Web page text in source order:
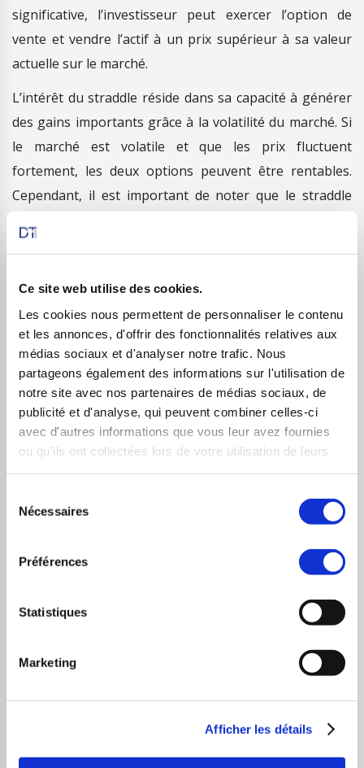
Ce site web utilise des cookies.
Les cookies nous permettent de personnaliser le contenu
et les annonces, d'offrir des fonctionnalités relatives aux
médias sociaux et d'analyser notre trafic. Nous
partageons également des informations sur l'utilisation de
notre site avec nos partenaires de médias sociaux, de
publicité et d'analyse, qui peuvent combiner celles-ci
avec d'autres informations que vous leur avez fournies
ou qu'ils ont collectées lors de votre utilisation de leurs
Nécessaires
Préférences
Statistiques
Marketing
Afficher les détails
significative, l’investisseur peut exercer l’option de
vente et vendre l’actif à un prix supérieur à sa valeur
actuelle sur le marché.
L’intérêt du straddle réside dans sa capacité à générer
des gains importants grâce à la volatilité du marché. Si
le marché est volatile et que les prix fluctuent
fortement, les deux options peuvent être rentables.
Cependant, il est important de noter que le straddle
potentiels peuvent être compensés par les coûts
sous-jacent n’évolue pas suffisamment pour justifier
l’exercice de l’une des options.
En résumé, un straddle est une stratégie
d’investissement qui permet aux investisseurs de tirer
profit des mouvements de prix à la hausse ou à la
baisse d’un actif sous-jacent. Bien qu’il présente des
avantages potentiels en termes de gains importants, il
est essentiel de comprendre les risques associés à cette
stratégie complexe avant de l’utiliser. Il est
recommandé de consulter un conseiller financier
expérimenté pour évaluer si le straddle convient à
votre profil d’investissement et à vos objectifs
PREVIOUS ARTICLE NEXT ARTICLE